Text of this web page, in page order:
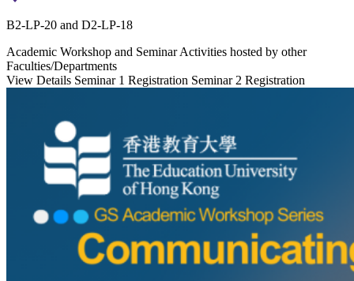
B2-LP-20 and D2-LP-18
Academic Workshop and Seminar Activities hosted by other
Faculties/Departments
View Details Seminar 1 Registration Seminar 2 Registration